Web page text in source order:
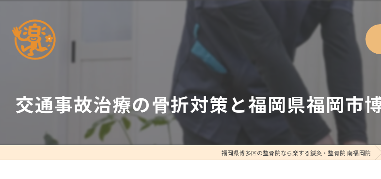
交通事故治療の骨折対策と福岡県福岡市
福岡県博多区の整骨院なら楽する鍼灸・整骨院 南福岡院